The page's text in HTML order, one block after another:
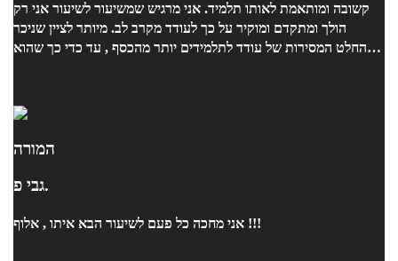
קשובה ומותאמת לאותו תלמיד. אני מרגיש שמשיעור לשיעור אני רק
הולך ומתקדם ומוקיר על כך לעודד מקרב לב. מיותר לציין שניכר
בהחלט המסירות של עודד לתלמידים יותר מהכסף , עד כדי כך שהוא
המורה
גבי פ.
אני מחכה כל פעם לשיעור הבא איתו , אלוף !!!